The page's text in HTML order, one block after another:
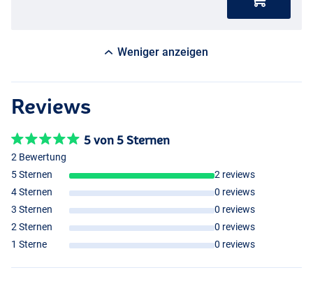
Weniger anzeigen
Reviews
5 von 5 Sternen
2 Bewertung
5 Sternen
2 reviews
4 Sternen
0 reviews
3 Sternen
0 reviews
2 Sternen
0 reviews
1 Sterne
0 reviews